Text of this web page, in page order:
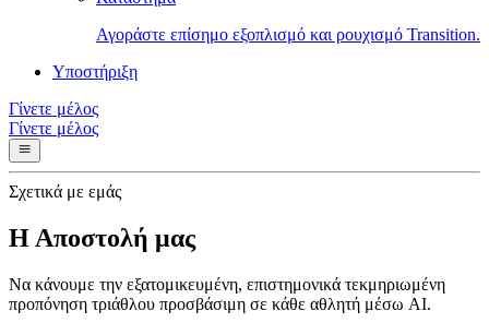
Αγοράστε επίσημο εξοπλισμό και ρουχισμό Transition.
Υποστήριξη
Γίνετε μέλος
Γίνετε μέλος
Σχετικά με εμάς
Η Αποστολή μας
Να κάνουμε την εξατομικευμένη, επιστημονικά τεκμηριωμένη
προπόνηση τριάθλου προσβάσιμη σε κάθε αθλητή μέσω AI.